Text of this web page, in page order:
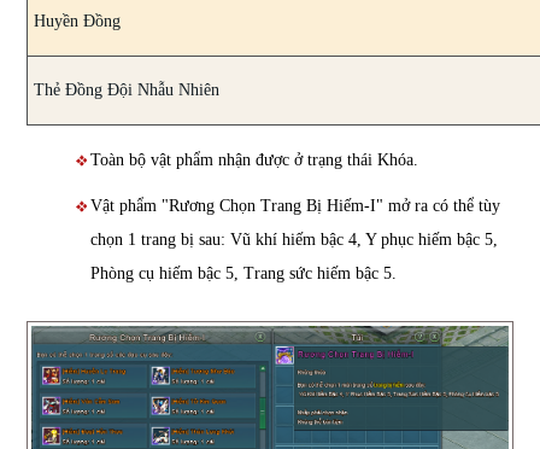
Huyền Đồng
Thẻ Đồng Đội Nhẫu Nhiên
Toàn bộ vật phẩm nhận được ở trạng thái Khóa.
Vật phẩm "Rương Chọn Trang Bị Hiếm-I" mở ra có thể tùy
chọn 1 trang bị sau: Vũ khí hiếm bậc 4, Y phục hiếm bậc 5,
Phòng cụ hiếm bậc 5, Trang sức hiếm bậc 5.